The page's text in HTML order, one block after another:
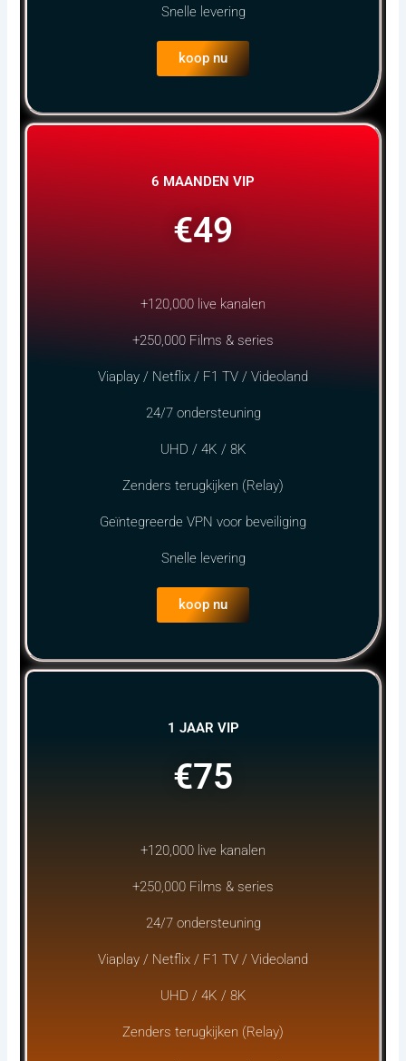
Snelle levering
koop nu
6 MAANDEN VIP
€49
+120,000 live kanalen
+250,000 Films & series
Viaplay / Netflix / F1 TV / Videoland
24/7 ondersteuning
UHD / 4K / 8K
Zenders terugkijken (Relay)
Geïntegreerde VPN voor beveiliging
Snelle levering
koop nu
1 JAAR VIP
€75
+120,000 live kanalen
+250,000 Films & series
24/7 ondersteuning
Viaplay / Netflix / F1 TV / Videoland
UHD / 4K / 8K
Zenders terugkijken (Relay)